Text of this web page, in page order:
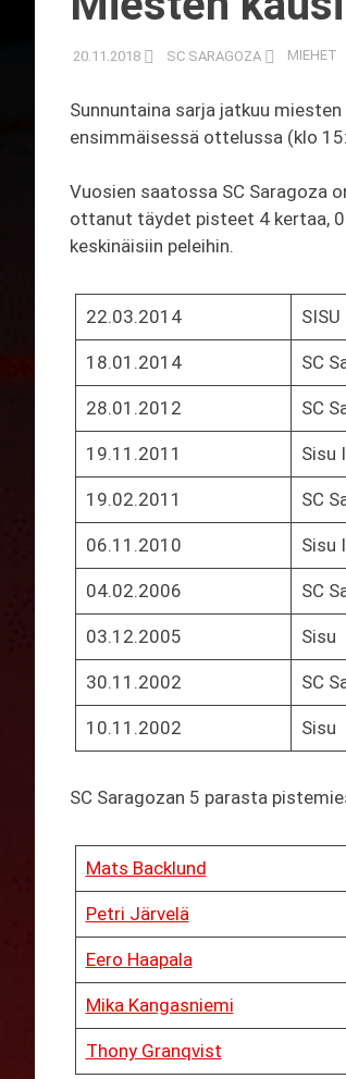
20.11.2018 SC SARAGOZA MIEHET
Sunnuntaina sarja jatkuu
ensimmäisessä ottelussa (klo
Vuosien saatossa SC Saragoza
ottanut täydet pisteet 4 kertaa,
keskinäisiin peleihin.
22.03.2014 SISU
18.01.2014 SC
28.01.2012 SC
19.11.2011 Sisu
19.02.2011 SC
06.11.2010 Sisu
04.02.2006 SC
03.12.2005 Sisu
30.11.2002 SC
10.11.2002 Sisu
SC Saragozan 5 parasta
Mats Backlund
Petri Järvelä
Eero Haapala
Mika Kangasniemi
Thony Granqvist